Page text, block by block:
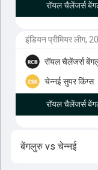
रॉयल चैलेंजर्स
इंडियन प्रीमियर लीग,
रॉयल चैलेंजर्स
चेन्नई सुपर किंग्स
रॉयल चैलेंजर्स
बेंगलुरु vsचेन्नई